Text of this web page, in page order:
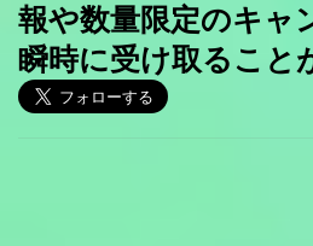
報や数量限定のキャ
瞬時に受け取ること